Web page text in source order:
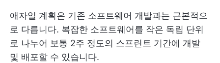
애자일 계획은 기존 소프트웨어 개발과는 근본적으
로 다릅니다. 복잡한 소프트웨어를 작은 독립 단위
로 나누어 보통 2주 정도의 스프린트 기간에 개발
및 배포할 수 있습니다.